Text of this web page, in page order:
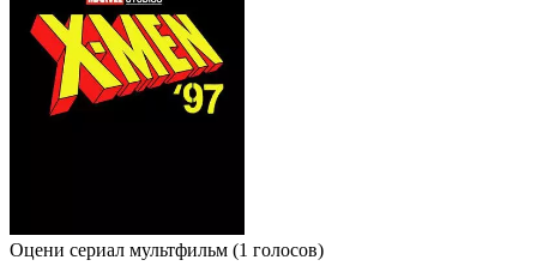
Оцени сериал мультфильм (1 голосов)